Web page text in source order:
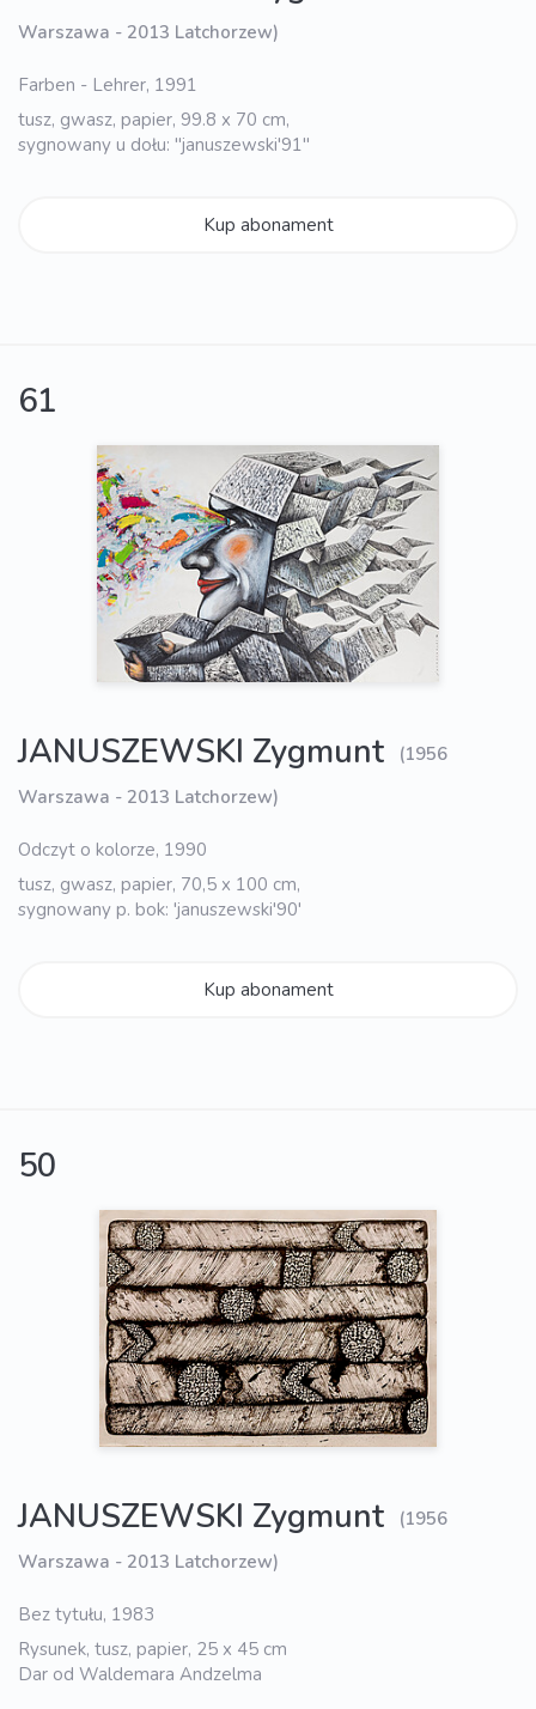
Warszawa - 2013 Latchorzew)
Farben - Lehrer, 1991
tusz, gwasz, papier, 99.8 x 70 cm,
sygnowany u dołu: "januszewski'91"
Kup abonament
61
JANUSZEWSKI Zygmunt
(1956
Warszawa - 2013 Latchorzew)
Odczyt o kolorze, 1990
tusz, gwasz, papier, 70,5 x 100 cm,
sygnowany p. bok: 'januszewski'90'
Kup abonament
50
JANUSZEWSKI Zygmunt
(1956
Warszawa - 2013 Latchorzew)
Bez tytułu, 1983
Rysunek, tusz, papier, 25 x 45 cm
Dar od Waldemara Andzelma